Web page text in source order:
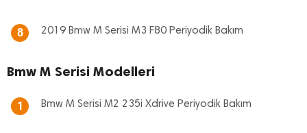
8 2019 Bmw M Serisi M3 F80 Periyodik Bakım
Bmw M Serisi Modelleri
1 Bmw M Serisi M2 235i Xdrive Periyodik Bakım